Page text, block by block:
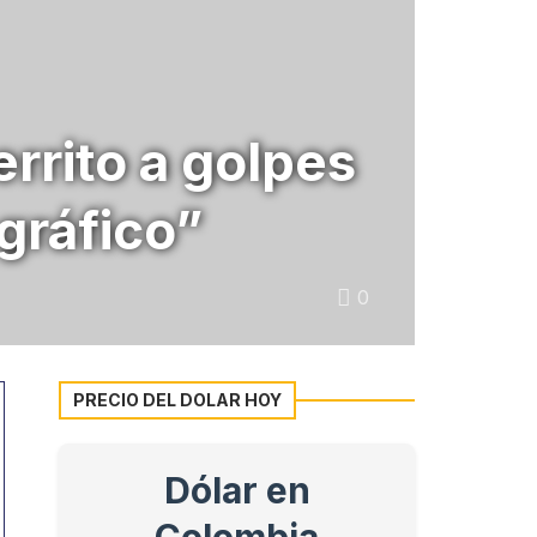
a golpes
0
PRECIO DEL DOLAR HOY
Dólar en